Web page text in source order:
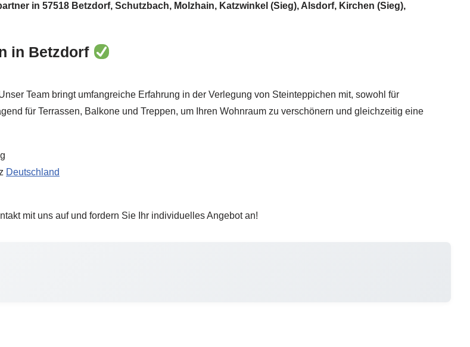
in 57518 Betzdorf, Schutzbach, Molzhain, Katzwinkel (Sieg), Alsdorf, Kirchen (Sieg),
in Betzdorf
Team bringt umfangreiche Erfahrung in der Verlegung von Steinteppichen mit, sowohl für
für Terrassen, Balkone und Treppen, um Ihren Wohnraum zu verschönern und gleichzeitig eine
Deutschland
mit uns auf und fordern Sie Ihr individuelles Angebot an!